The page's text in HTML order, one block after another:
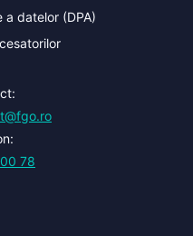
datelor (DPA)
78